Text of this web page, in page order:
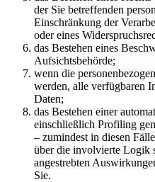
der Sie betreffenden
Einschränkung der
oder eines
das Bestehen eines
Aufsichtsbehörde;
wenn die
werden, alle verfügbaren
Daten;
das Bestehen einer
einschließlich Profiling
– zumindest in diesen
über die involvierte Logik
angestrebten
Sie.